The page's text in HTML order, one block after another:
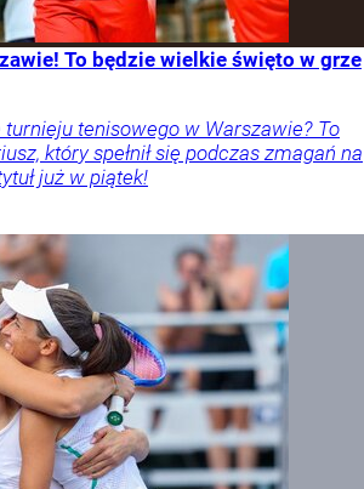
To będzie wielkie święto w grze
tenisowego w Warszawie? To
który spełnił się podczas zmagań na
już w piątek!